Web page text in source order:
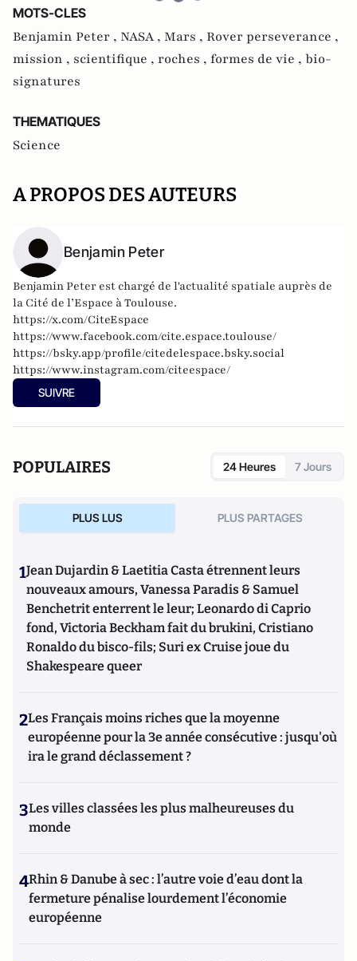
MOTS-CLES
Benjamin Peter , NASA , Mars , Rover perseverance ,
mission , scientifique , roches , formes de vie , bio-
signatures
THEMATIQUES
Science
A PROPOS DES AUTEURS
Benjamin Peter
Benjamin Peter est chargé de l'actualité spatiale auprès de
la Cité de l’Espace à Toulouse.
https://x.com/CiteEspace
https://www.facebook.com/cite.espace.toulouse/
https://bsky.app/profile/citedelespace.bsky.social
https://www.instagram.com/citeespace/
SUIVRE
POPULAIRES 24 Heures 7 Jours
PLUS LUS PLUS PARTAGES
1Jean Dujardin & Laetitia Casta étrennent leurs
nouveaux amours, Vanessa Paradis & Samuel
Benchetrit enterrent le leur; Leonardo di Caprio
fond, Victoria Beckham fait du brukini, Cristiano
Ronaldo du bisco-fils; Suri ex Cruise joue du
Shakespeare queer
2Les Français moins riches que la moyenne
européenne pour la 3e année consécutive : jusqu'où
ira le grand déclassement ?
3Les villes classées les plus malheureuses du
monde
4Rhin & Danube à sec : l’autre voie d’eau dont la
fermeture pénalise lourdement l’économie
européenne